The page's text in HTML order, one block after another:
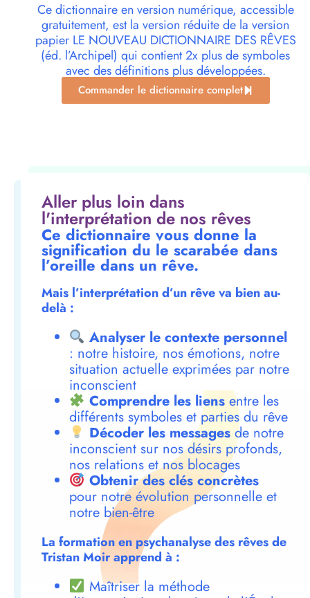
Ce dictionnaire en version numérique, accessible
gratuitement, est la version réduite de la version
papier LE NOUVEAU DICTIONNAIRE DES RÊVES
(éd. l’Archipel) qui contient 2x plus de symboles
avec des définitions plus développées.
Commander le dictionnaire complet
Aller plus loin dans
l'interprétation de nos rêves
Ce dictionnaire vous donne la
signification du le scarabée dans
l’oreille dans un rêve.
Mais l’interprétation d’un rêve va bien au-
delà :
Analyser le contexte personnel
: notre histoire, nos émotions, notre
situation actuelle exprimées par notre
inconscient
Comprendre les liensentre les
différents symboles et parties du rêve
Décoder les messagesde notre
inconscient sur nos désirs profonds,
nos relations et nos blocages
Obtenir des clés concrètes
pour notre évolution personnelle et
notre bien-être
La formation en psychanalyse des rêves de
Tristan Moir apprend à :
Maîtriser la méthode